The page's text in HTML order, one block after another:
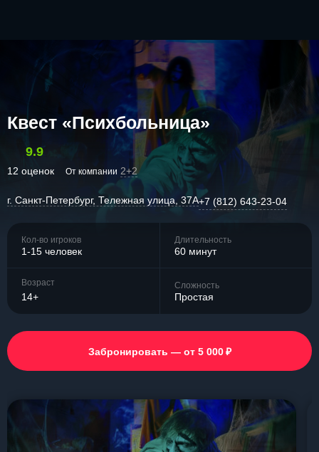
Квест «Психбольница»
9.9
12 оценок От компании 2+2
г. Санкт-Петербург, Тележная улица, 37А+7 (812) 643-23-04
Кол-во игроков
1-15 человек
Длительность
60 минут
Возраст
14+
Сложность
Простая
Забронировать — от 5 000 ₽